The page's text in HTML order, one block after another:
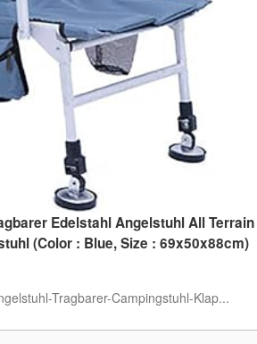
Edelstahl Angelstuhl All
(Color : Blue, Size : 69x50x88cm)
Tragbarer-Campingstuhl-Klap...